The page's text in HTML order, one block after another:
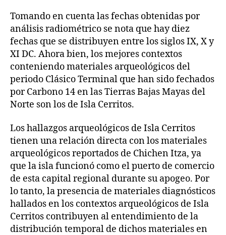
Tomando en cuenta las fechas obtenidas por
análisis radiométrico se nota que hay diez
fechas que se distribuyen entre los siglos IX, X y
XI DC. Ahora bien, los mejores contextos
conteniendo materiales arqueológicos del
periodo Clásico Terminal que han sido fechados
por Carbono 14 en las Tierras Bajas Mayas del
Norte son los de Isla Cerritos.
Los hallazgos arqueológicos de Isla Cerritos
tienen una relación directa con los materiales
arqueológicos reportados de Chichen Itza, ya
que la isla funcionó como el puerto de comercio
de esta capital regional durante su apogeo. Por
lo tanto, la presencia de materiales diagnósticos
hallados en los contextos arqueológicos de Isla
Cerritos contribuyen al entendimiento de la
distribución temporal de dichos materiales en